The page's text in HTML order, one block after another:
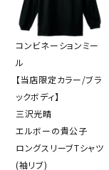
コンビネーションミー
ル
【当店限定カラー/ブラ
ックボディ】
三沢光晴
エルボーの貴公子
ロングスリーブTシャツ
(袖リブ)